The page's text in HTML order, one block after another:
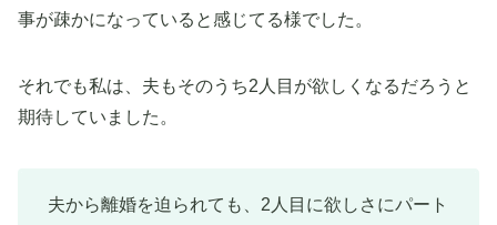
事が疎かになっていると感じてる様でした。
それでも私は、夫もそのうち2人目が欲しくなるだろうと
期待していました。
夫から離婚を迫られても、2人目に欲しさにパート